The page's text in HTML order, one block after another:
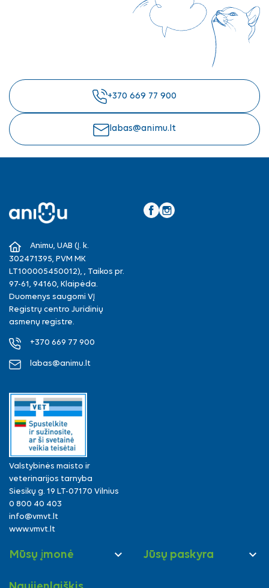
+370 669 77 900
labas@animu.lt
Animu, UAB (Į. k.
302471395, PVM MK
LT100005450012), , Taikos pr.
97-61, 94160, Klaipėda.
Duomenys saugomi VĮ
Registrų centro Juridinių
asmenų registre.
+370 669 77 900
labas@animu.lt
Valstybinės maisto ir
veterinarijos tarnyba
Siesikų g. 19 LT-07170 Vilnius
0 800 40 403
info@vmvt.lt
www.vmvt.lt
Mūsų įmonė  Jūsų paskyra 